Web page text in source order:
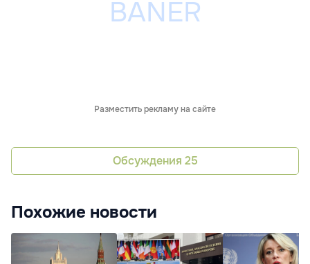
Разместить рекламу на сайте
Обсуждения 25
Похожие новости